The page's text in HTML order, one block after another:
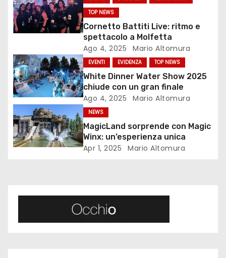
a
i
o
n
e
a
TOP NEWS
Cornetto Battiti Live: ritmo e
spettacolo a Molfetta
Ago 4, 2025 Mario Altomura
EVENTI EVIDENZA TOP NEWS
White Dinner Water Show 2025
chiude con un gran finale
Ago 4, 2025 Mario Altomura
NEWS
MagicLand sorprende con Magic
Winx: un’esperienza unica
Apr 1, 2025 Mario Altomura